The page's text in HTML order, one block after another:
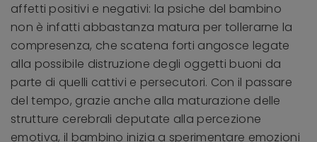
affetti positivi e negativi: la psiche del bambino
non è infatti abbastanza matura per tollerarne la
compresenza, che scatena forti angosce legate
alla possibile distruzione degli oggetti buoni da
parte di quelli cattivi e persecutori. Con il passare
del tempo, grazie anche alla maturazione delle
strutture cerebrali deputate alla percezione
emotiva, il bambino inizia a sperimentare emozioni